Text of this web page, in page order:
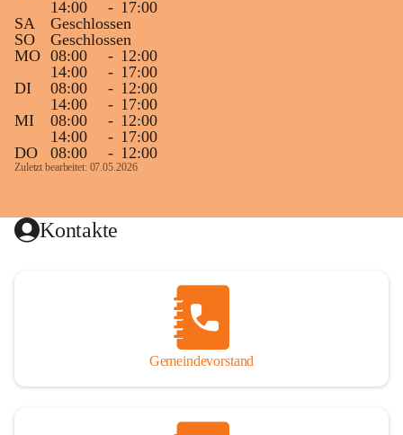
14:00
- 17:00
SA
Geschlossen
SO
Geschlossen
MO 08:00 - 12:00
14:00
- 17:00
DI
08:00 - 12:00
14:00
- 17:00
MI
08:00 - 12:00
14:00
- 17:00
DO
08:00 - 12:00
Zuletzt bearbeitet: 07.05.2026
Kontakte
Gemeindevorstand